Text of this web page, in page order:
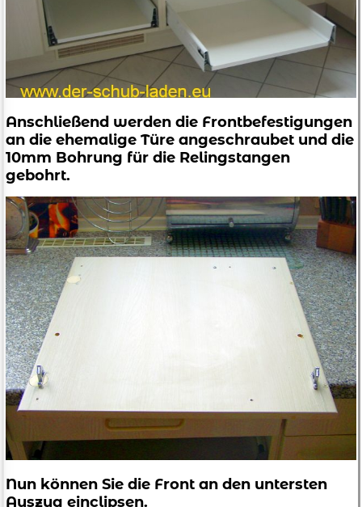
Anschließend werden die Frontbefestigungen
an die ehemalige Türe angeschraubet und die
10mm Bohrung für die Relingstangen
gebohrt.
Nun können Sie die Front an den untersten
Auszug einclipsen.